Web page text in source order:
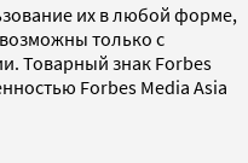
их в любой форме,
только с
Товарный знак Forbes
Forbes Media Asia